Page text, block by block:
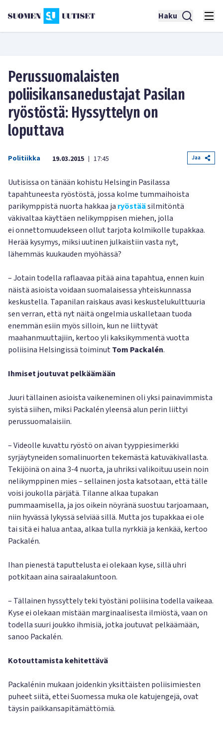
Haku
Perussuomalaisten
poliisikansanedustajat Pasilan
ryöstöstä: Hyssyttelyn on
loputtava
Politiikka 19.03.2015 | 17:45 Jaa
Uutisissa on tänään kohistu Helsingin Pasilassa
tapahtuneesta ryöstöstä, jossa kolme tummaihoista
parikymppistä nuorta hakkaa ja ryöstääsilmitöntä
väkivaltaa käyttäen nelikymppisen miehen, jolla
ei onnettomuudekseen ollut tarjota kolmikolle tupakkaa.
Herää kysymys, miksi uutinen julkaistiin vasta nyt,
lähemmäs kuukauden myöhässä?
– Jotain todella raflaavaa pitää aina tapahtua, ennen kuin
näistä asioista voidaan suomalaisessa yhteiskunnassa
keskustella. Tapanilan raiskaus avasi keskustelukulttuuria
sen verran, että nyt näitä ongelmia uskalletaan tuoda
enemmän esiin myös silloin, kun ne liittyvät
maahanmuuttajiin, kertoo yli kaksikymmentä vuotta
poliisina Helsingissä toiminutTom Packalén.
Ihmiset joutuvat pelkäämään
Juuri tällainen asioista vaikeneminen oli yksi painavimmista
syistä siihen, miksi Packalén yleensä alun perin liittyi
perussuomalaisiin.
– Videolle kuvattu ryöstö on aivan tyyppiesimerkki
syrjäytyneiden somalinuorten tekemästä katuväkivallasta.
Tekijöinä on aina 3-4 nuorta, ja uhriksi valikoituu usein noin
nelikymppinen mies – sellainen josta katsotaan, että tälle
voisi joukolla pärjätä. Tilanne alkaa tupakan
pummaamisella, ja jos oikein nöyränä suostuu tarjoamaan,
niin hyvässä lykyssä selviää sillä. Mutta jos tupakkaa ei ole
tai sitä ei halua antaa, alkaa tulla nyrkkiä ja kenkää, kertoo
Packalén.
Ihan pienestä taputtelusta ei olekaan kyse, sillä uhri
potkitaan aina sairaalakuntoon.
– Tällainen hyssyttely teki työstäni poliisina todella vaikeaa.
Kyse ei olekaan mistään marginaalisesta ilmiöstä, vaan on
todella suuri joukko ihmisiä, jotka joutuvat pelkäämään,
sanoo Packalén.
Kotouttamista kehitettävä
Packalénin mukaan joidenkin yksittäisten poliisimiesten
puheet siitä, ettei Suomessa muka ole katujengejä, ovat
täysin paikkansapitämättömiä.